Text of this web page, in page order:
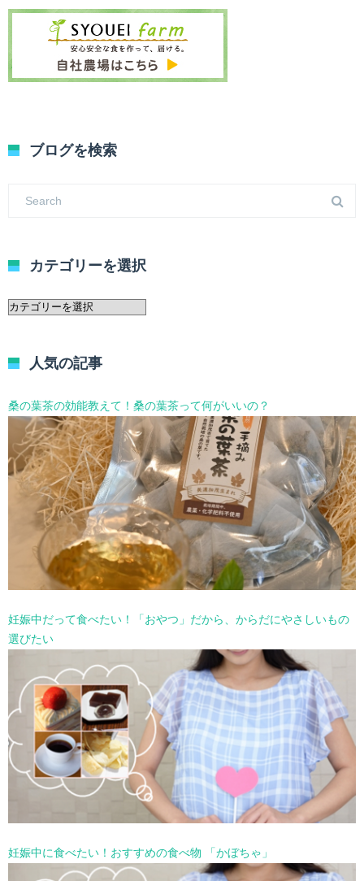
ブログを検索
カテゴリーを選択
カ
ー
選
択
人気の記事
桑の葉茶の効能教えて！桑の葉茶って何がいいの？
妊娠中だって食べたい！「おやつ」だから、からだにやさしいもの
選びたい
妊娠中に食べたい！おすすめの食べ物 「かぼちゃ」